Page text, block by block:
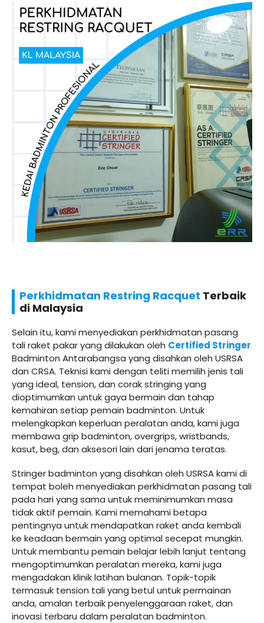
Perkhidmatan Restring Racquet Terbaik
di Malaysia
Selain itu, kami menyediakan perkhidmatan pasang
tali raket pakar yang dilakukan oleh Certified Stringer
Badminton Antarabangsa yang disahkan oleh USRSA
dan CRSA. Teknisi kami dengan teliti memilih jenis tali
yang ideal, tension, dan corak stringing yang
dioptimumkan untuk gaya bermain dan tahap
kemahiran setiap pemain badminton. Untuk
melengkapkan keperluan peralatan anda, kami juga
membawa grip badminton, overgrips, wristbands,
kasut, beg, dan aksesori lain dari jenama teratas.
Stringer badminton yang disahkan oleh USRSA kami di
tempat boleh menyediakan perkhidmatan pasang tali
pada hari yang sama untuk meminimumkan masa
tidak aktif pemain. Kami memahami betapa
pentingnya untuk mendapatkan raket anda kembali
ke keadaan bermain yang optimal secepat mungkin.
Untuk membantu pemain belajar lebih lanjut tentang
mengoptimumkan peralatan mereka, kami juga
mengadakan klinik latihan bulanan. Topik-topik
termasuk tension tali yang betul untuk permainan
anda, amalan terbaik penyelenggaraan raket, dan
inovasi terbaru dalam peralatan badminton.